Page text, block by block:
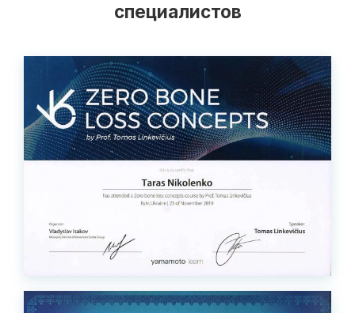
специалистов